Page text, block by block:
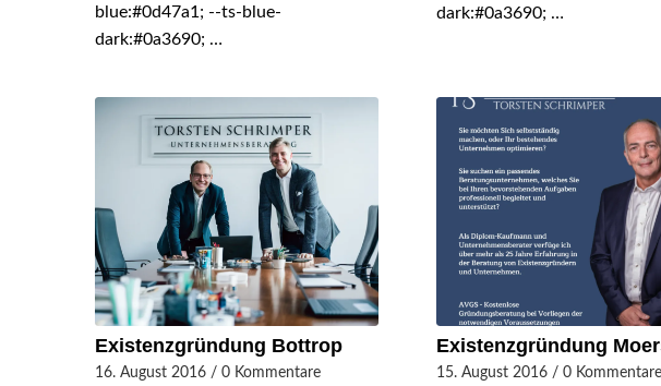
blue:#0d47a1; --ts-blue-
dark:#0a3690; …
dark:#0a3690; …
Existenzgründung Bottrop
16. August 2016 / 0 Kommentare
Existenzgründung
15. August 2016 / 0 Kommentare